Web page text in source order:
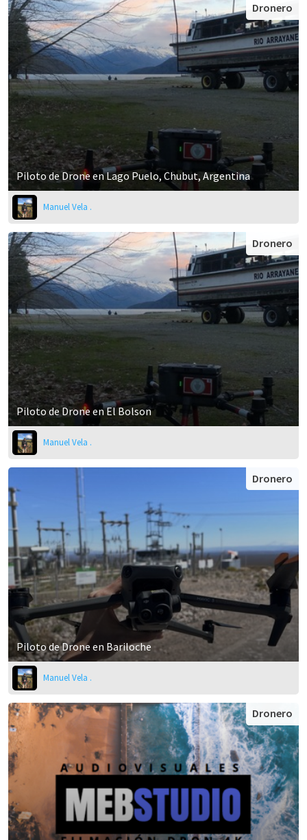
Piloto de Drone en Lago Puelo, Chubut, Argentina
Dronero
Manuel Vela .
Piloto de Drone en El Bolson
Dronero
Manuel Vela .
Piloto de Drone en Bariloche
Dronero
Manuel Vela .
Dronero